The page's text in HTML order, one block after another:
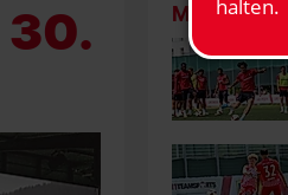
30.
MEHR NEWS